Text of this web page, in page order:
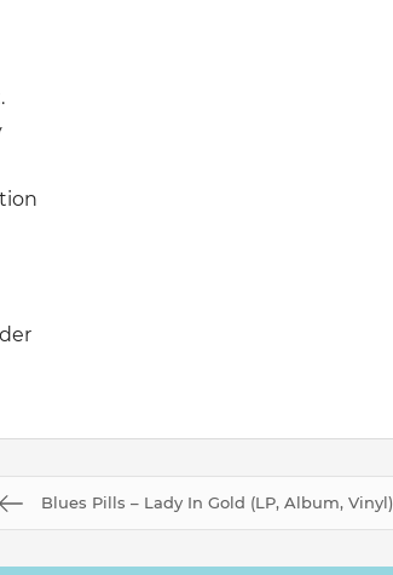
Blues Pills – Lady In Gold (LP, Album, Vinyl)